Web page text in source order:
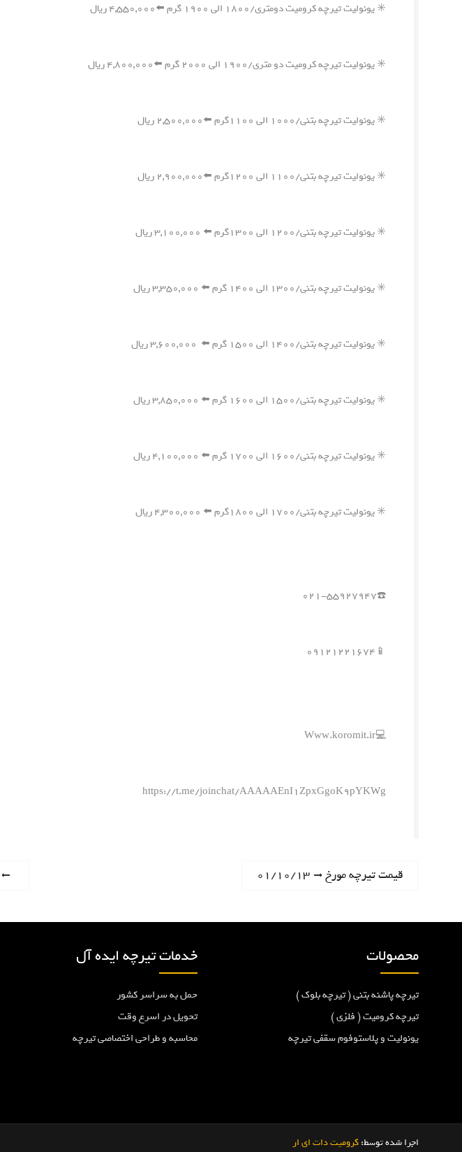
✳️ یونولیت تیرچه کرومیت دومتری/۱۸۰۰ الی ۱۹۰۰ گرم ⬅️۴,۵۵۰,۰۰۰ ریال
✳️ یونولیت تیرچه کرومیت دو متری/۱۹۰۰ الی ۲۰۰۰ گرم ⬅️۴,۸۰۰,۰۰۰ ریال
✳️ یونولیت تیرچه بتنی/۱۰۰۰ الی ۱۱۰۰گرم ⬅️۲,۵۰۰,۰۰۰ ریال
✳️ یونولیت تیرچه بتنی/۱۱۰۰ الی ۱۲۰۰گرم ⬅️۲,۹۰۰,۰۰۰ ریال
✳️ یونولیت تیرچه بتنی/۱۲۰۰ الی ۱۳۰۰گرم ⬅️ ۳,۱۰۰,۰۰۰ ریال
✳️ یونولیت تیرچه بتنی/۱۳۰۰ الی ۱۴۰۰ گرم ⬅️ ۳,۳۵۰,۰۰۰ ریال
✳️ یونولیت تیرچه بتنی/۱۴۰۰ الی ۱۵۰۰ گرم ⬅️ ۳,۶۰۰,۰۰۰ ریال
✳️ یونولیت تیرچه بتنی/۱۵۰۰ الی ۱۶۰۰ گرم ⬅️ ۳,۸۵۰,۰۰۰ ریال
✳️ یونولیت تیرچه بتنی/۱۶۰۰ الی ۱۷۰۰ گرم ⬅️ ۴,۱۰۰,۰۰۰ ریال
✳️ یونولیت تیرچه بتنی/۱۷۰۰ الی ۱۸۰۰گرم ⬅️ ۴,۳۰۰,۰۰۰ ریال
☎️۰۲۱-۵۵۹۲۷۹۴۷
📱۰۹۱۲۱۲۲۱۶۷۴
💻Www.koromit.ir
https://t.me/joinchat/AAAAAEnI1ZpxGgoK9pYKWg
ه
ب
ر
و
N
t
o
s
t
:
قیمت تیرچه مورخ ۰۱/۱۰/۱۳
خدمات تیرچه ایده آل
حمل به سراسر کشور
تحویل در اسرع وقت
محاسبه و طراحی اختصاصی تیرچه
محصولات
تیرچه پاشنه بتنی ( تیرچه بلوک )
تیرچه کرومیت ( فلزی )
یونولیت و پلاستوفوم سقفی تیرچه
اجرا شده توسط:کرومیت دات ای ار